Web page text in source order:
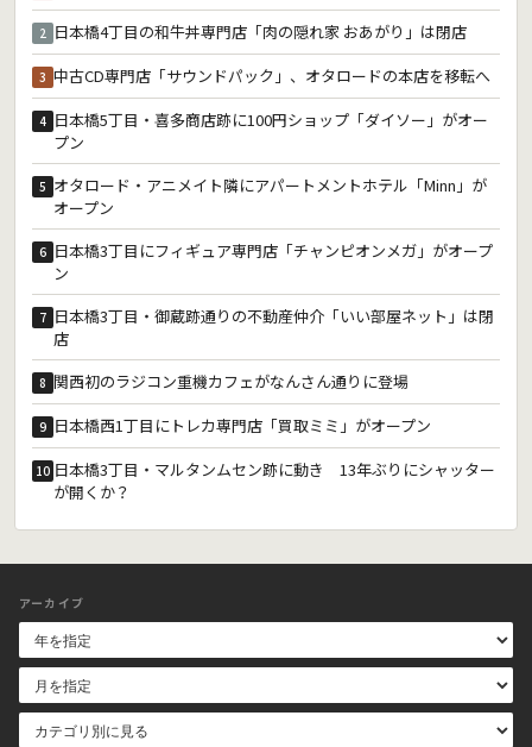
2 日本橋4丁目の和牛丼専門店「肉の隠れ家 おあがり」は閉店
3 中古CD専門店「サウンドパック」、オタロードの本店を移転へ
4 日本橋5丁目・喜多商店跡に100円ショップ「ダイソー」がオー
プン
5 オタロード・アニメイト隣にアパートメントホテル「Minn」が
オープン
6 日本橋3丁目にフィギュア専門店「チャンピオンメガ」がオープ
ン
7 日本橋3丁目・御蔵跡通りの不動産仲介「いい部屋ネット」は閉
店
8 関西初のラジコン重機カフェがなんさん通りに登場
9 日本橋西1丁目にトレカ専門店「買取ミミ」がオープン
10 日本橋3丁目・マルタンムセン跡に動き 13年ぶりにシャッター
が開くか？
アーカイブ